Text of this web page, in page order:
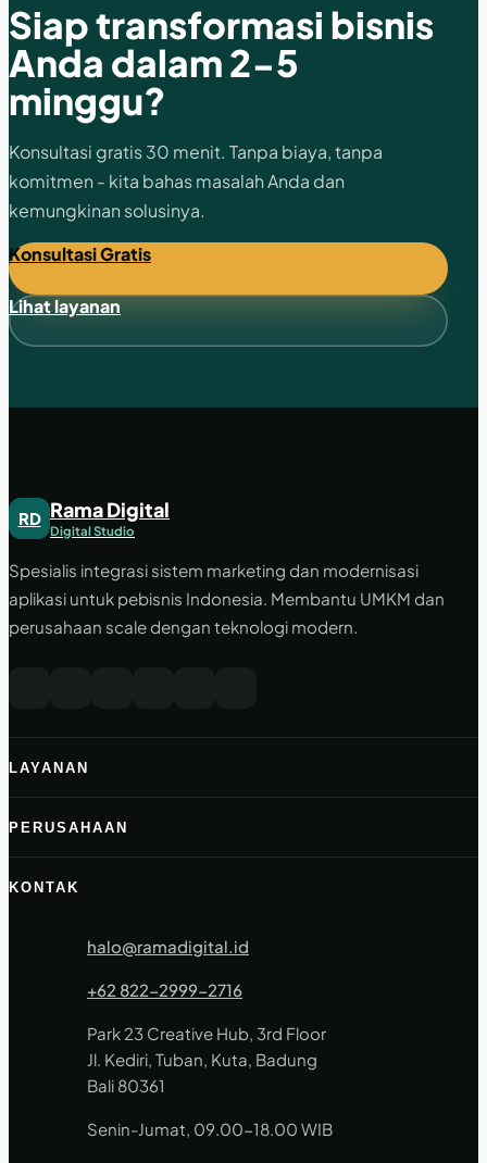
Siap transformasi bisnis
Anda dalam 2-5
minggu?
Konsultasi gratis 30 menit. Tanpa biaya, tanpa
komitmen - kita bahas masalah Anda dan
kemungkinan solusinya.
Konsultasi Gratis
Lihat layanan
RD Rama Digital
Digital Studio
Spesialis integrasi sistem marketing dan modernisasi
aplikasi untuk pebisnis Indonesia. Membantu UMKM dan
perusahaan scale dengan teknologi modern.
LAYANAN
PERUSAHAAN
KONTAK
halo@ramadigital.id
+62 822-2999-2716
Park 23 Creative Hub, 3rd Floor
Jl. Kediri, Tuban, Kuta, Badung
Bali 80361
Senin-Jumat, 09.00-18.00 WIB